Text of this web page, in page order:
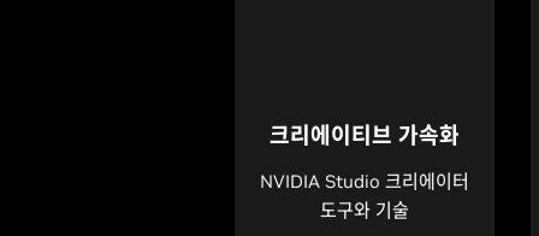
크리에이티브 가속화
NVIDIA Studio 크리에이터
도구와 기술